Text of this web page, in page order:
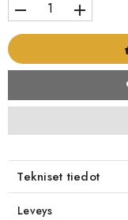
remove add
Tekniset tiedot
Leveys